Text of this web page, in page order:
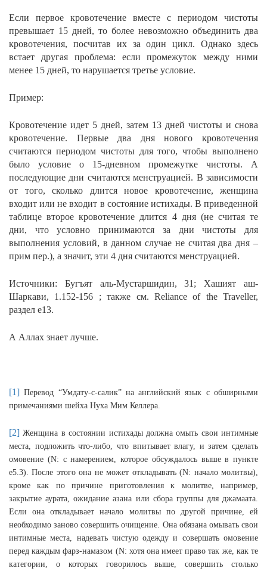
Если первое кровотечение вместе с периодом чистоты
превышает 15 дней, то более невозможно объединить два
кровотечения, посчитав их за один цикл. Однако здесь
встает другая проблема: если промежуток между ними
менее 15 дней, то нарушается третье условие.
Пример:
Кровотечение идет 5 дней, затем 13 дней чистоты и снова
кровотечение. Первые два дня нового кровотечения
считаются периодом чистоты для того, чтобы выполнено
было условие о 15-дневном промежутке чистоты. А
последующие дни считаются менструацией. В зависимости
от того, сколько длится новое кровотечение, женщина
входит или не входит в состояние истихады. В приведенной
таблице второе кровотечение длится 4 дня (не считая те
дни, что условно принимаются за дни чистоты для
выполнения условий, в данном случае не считая два дня –
прим пер.), а значит, эти 4 дня считаются менструацией.
Источники: Бугъят аль-Мустаршидин, 31; Хашият аш-
Шаркави, 1.152-156 ; также см. Reliance of the Traveller,
раздел e13.
А Аллах знает лучше.
[1] Перевод “Умдату-с-салик” на английский язык с обширными
примечаниями шейха Нуха Мим Келлера.
[2] Женщина в состоянии истихады должна омыть свои интимные
места, подложить что-либо, что впитывает влагу, и затем сделать
омовение (N: с намерением, которое обсуждалось выше в пункте
e5.3). После этого она не может откладывать (N: начало молитвы),
кроме как по причине приготовления к молитве, например,
закрытие аурата, ожидание азана или сбора группы для джамаата.
Если она откладывает начало молитвы по другой причине, ей
необходимо заново совершить очищение. Она обязана омывать свои
интимные места, надевать чистую одежду и совершать омовение
перед каждым фарз-намазом (N: хотя она имеет право так же, как те
категории, о которых говорилось выше, совершить столько